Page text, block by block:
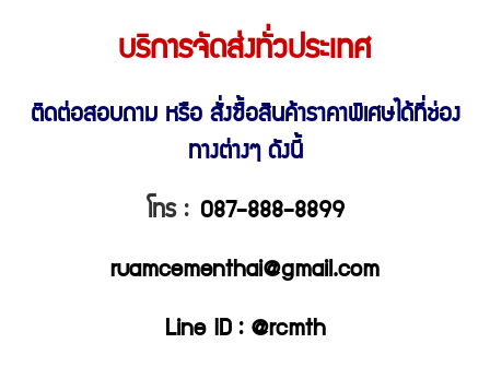
บริการจัดส่งทั่วประเทศ
ติดต่อสอบถาม หรือ สั่งซื้อสินค้าราคาพิเศษได้ที่ช่อง
ทางต่างๆ ดังนี้
โทร : 087-888-8899
ruamcementhai@gmail.com
Line ID : @rcmth